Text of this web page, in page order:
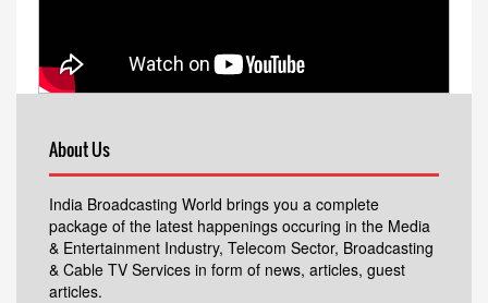
About Us
India Broadcasting World brings you a complete
package of the latest happenings occuring in the Media
& Entertainment Industry, Telecom Sector, Broadcasting
& Cable TV Services in form of news, articles, guest
articles.